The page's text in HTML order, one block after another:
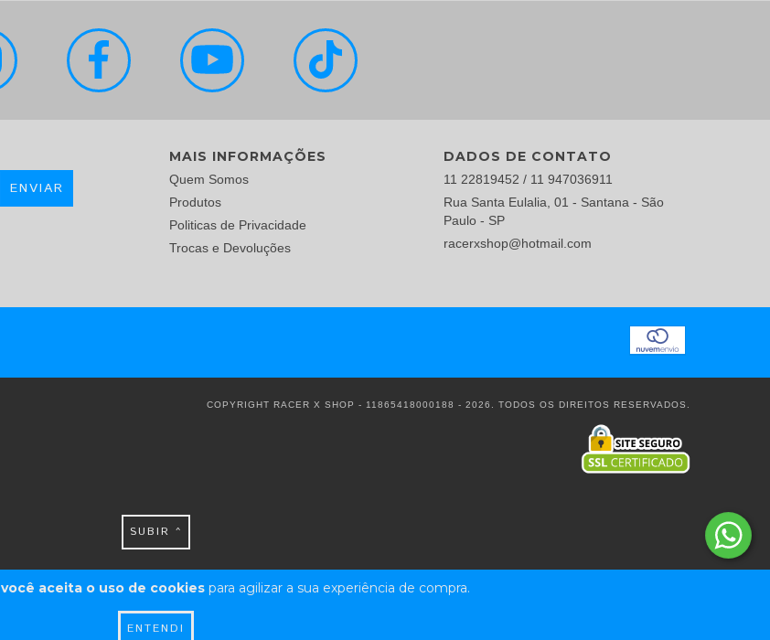
você aceita o uso de cookies para agilizar a sua experiência de compra.
ENTENDI
MAIS INFORMAÇÕES
Quem Somos
Produtos
Politicas de Privacidade
Trocas e Devoluções
DADOS DE CONTATO
11 22819452 / 11 947036911
Rua Santa Eulalia, 01 - Santana - São
Paulo - SP
racerxshop@hotmail.com
COPYRIGHT RACER X SHOP - 11865418000188 - 2026. TODOS OS DIREITOS RESERVADOS.
SUBIR ^